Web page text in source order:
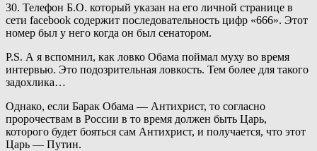
30. Телефон Б.О. который указан на его личной странице в
сети facebook содержит последовательность цифр «666». Этот
номер был у него когда он был сенатором.
P.S. А я вспомнил, как ловко Обама поймал муху во время
интервью. Это подозрительная ловкость. Тем более для такого
задохлика…
Однако, если Барак Обама — Антихрист, то согласно
пророчествам в России в то время должен быть Царь,
которого будет бояться сам Антихрист, и получается, что этот
Царь — Путин.